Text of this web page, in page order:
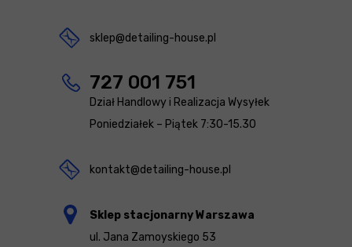
sklep@detailing-house.pl
727 001 751
Dział Handlowy i Realizacja Wysyłek
Poniedziałek – Piątek 7:30-15.30
kontakt@detailing-house.pl
Sklep stacjonarny Warszawa
ul. Jana Zamoyskiego 53